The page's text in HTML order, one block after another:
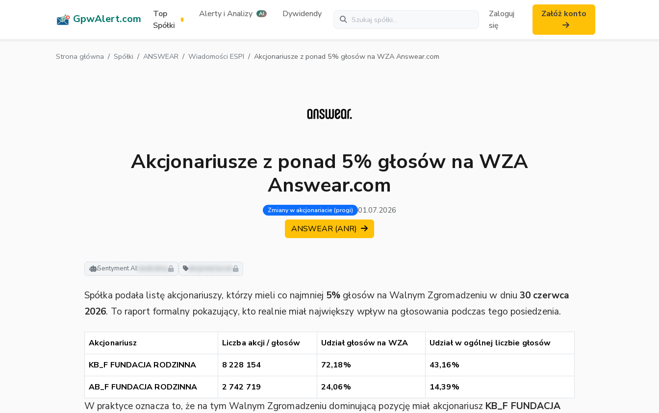
GpwAlert.com
Top
Spółki
Alerty i Analizy AI Dywidendy
Zaloguj
się
Załóż konto
Strona główna Spółki ANSWEAR Wiadomości ESPI Akcjonariusze z ponad 5% głosów na WZA Answear.com
Akcjonariusze z ponad 5% głosów na WZA
Answear.com
Zmiany w akcjonariacie (progi) 01.07.2026
ANSWEAR (ANR)
Sentyment AI: neutralny akcjonariusze
Spółka podała listę akcjonariuszy, którzy mieli co najmniej 5% głosów na Walnym Zgromadzeniu w dniu30 czerwca
2026. To raport formalny pokazujący, kto realnie miał największy wpływ na głosowania podczas tego posiedzenia.
Akcjonariusz Liczba akcji / głosów Udział głosów na WZA Udział w ogólnej liczbie głosów
KB_F FUNDACJA RODZINNA 8 228 154 72,18% 43,16%
AB_F FUNDACJA RODZINNA 2 742 719 24,06% 14,39%
W praktyce oznacza to, że na tym Walnym Zgromadzeniu dominującą pozycję miał akcjonariusz KB_F FUNDACJA